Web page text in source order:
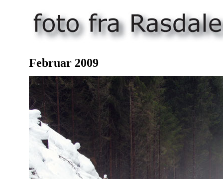
Februar 2009